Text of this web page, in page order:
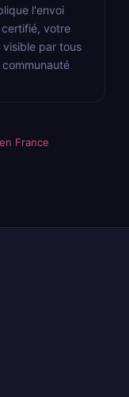
l'envoi
votre
par tous
France